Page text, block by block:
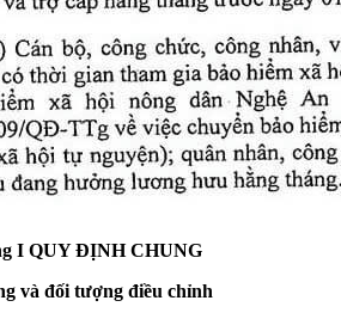
I QUY ĐỊNH CHUNG
và đối tượng điều chỉnh